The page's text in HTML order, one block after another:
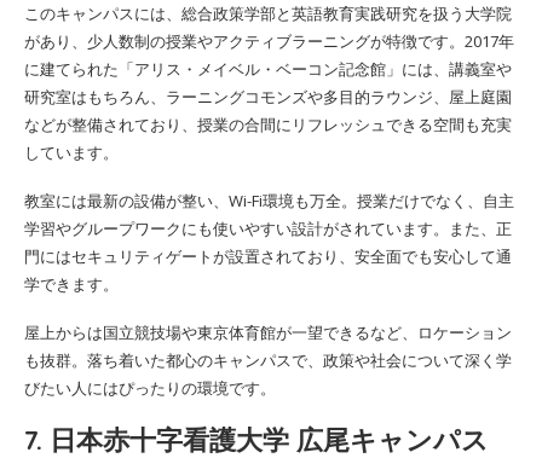
このキャンパスには、総合政策学部と英語教育実践研究を扱う大学院
があり、少人数制の授業やアクティブラーニングが特徴です。2017年
に建てられた「アリス・メイベル・ベーコン記念館」には、講義室や
研究室はもちろん、ラーニングコモンズや多目的ラウンジ、屋上庭園
などが整備されており、授業の合間にリフレッシュできる空間も充実
しています。
教室には最新の設備が整い、Wi-Fi環境も万全。授業だけでなく、自主
学習やグループワークにも使いやすい設計がされています。また、正
門にはセキュリティゲートが設置されており、安全面でも安心して通
学できます。
屋上からは国立競技場や東京体育館が一望できるなど、ロケーション
も抜群。落ち着いた都心のキャンパスで、政策や社会について深く学
びたい人にはぴったりの環境です。
7. 日本赤十字看護大学 広尾キャンパス